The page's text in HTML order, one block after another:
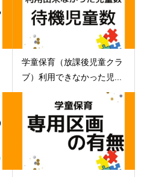
学童保育（放課後児童クラ
ブ）利用できなかった児...